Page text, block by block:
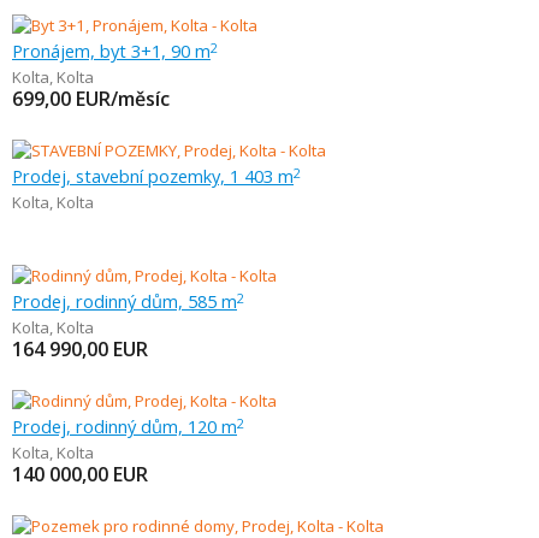
Pronájem, byt 3+1, 90 m2
Kolta, Kolta
699,00 EUR/měsíc
Prodej, stavební pozemky, 1 403 m2
Kolta, Kolta
Prodej, rodinný dům, 585 m2
Kolta, Kolta
164 990,00 EUR
Prodej, rodinný dům, 120 m2
Kolta, Kolta
140 000,00 EUR